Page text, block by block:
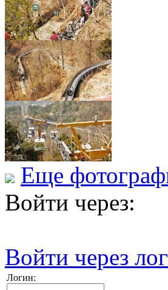
Еще
Войти через:
Войти через
Логин: